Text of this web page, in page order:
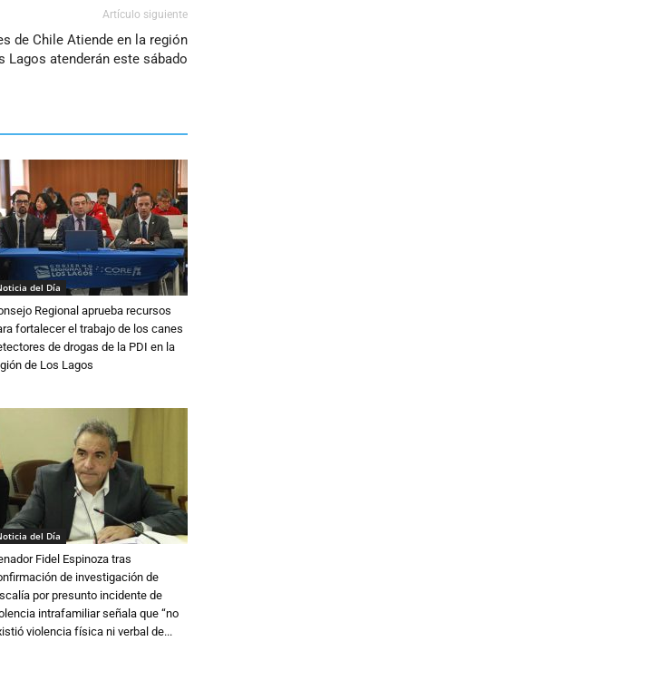
Artículo siguiente
de Chile Atiende en la región
Lagos atenderán este sábado
del Día
Regional aprueba recursos
fortalecer el trabajo de los canes
de drogas de la PDI en la
de Los Lagos
del Día
Fidel Espinoza tras
de investigación de
por presunto incidente de
intrafamiliar señala que “no
violencia física ni verbal de...